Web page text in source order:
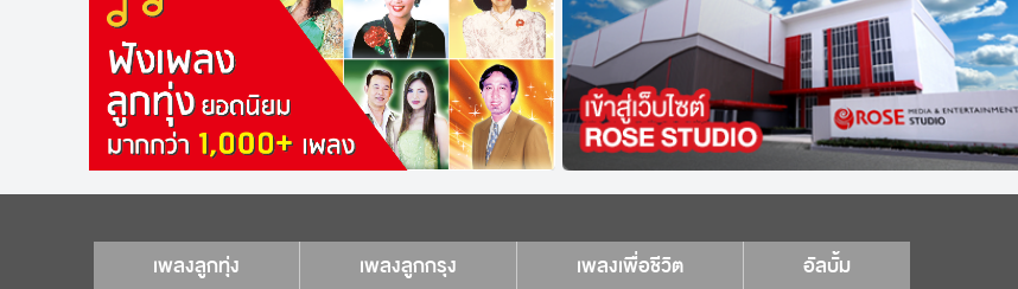
เพลงลูกทุ่ง เพลงลูกกรุง เพลงเพื่อชีวิต อัลบั้ม